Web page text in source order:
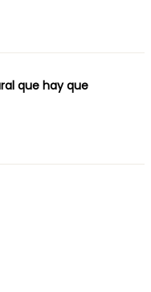
que hay que